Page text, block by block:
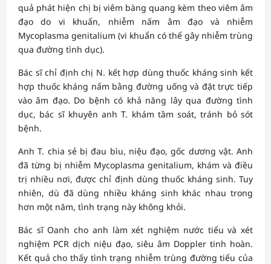
quả phát hiện chị bị viêm bàng quang kèm theo viêm âm
đạo do vi khuẩn, nhiễm nấm âm đạo và nhiễm
Mycoplasma genitalium (vi khuẩn có thể gây nhiễm trùng
qua đường tình dục).
Bác sĩ chỉ định chị N. kết hợp dùng thuốc kháng sinh kết
hợp thuốc kháng nấm bằng đường uống và đặt trực tiếp
vào âm đạo. Do bệnh có khả năng lây qua đường tình
dục, bác sĩ khuyên anh T. khám tầm soát, tránh bỏ sót
bệnh.
Anh T. chia sẻ bị đau bìu, niệu đạo, gốc dương vật. Anh
đã từng bị nhiễm Mycoplasma genitalium, khám và điều
trị nhiều nơi, được chỉ định dùng thuốc kháng sinh. Tuy
nhiên, dù đã dùng nhiều kháng sinh khác nhau trong
hơn một năm, tình trạng này không khỏi.
Bác sĩ Oanh cho anh làm xét nghiệm nước tiểu và xét
nghiệm PCR dịch niệu đạo, siêu âm Doppler tinh hoàn.
Kết quả cho thấy tình trạng nhiễm trùng đường tiểu của